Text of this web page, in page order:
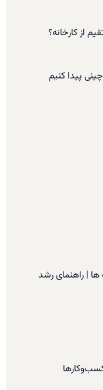
از کارخانه؟
پیدا کنیم
| راهنمای رشد